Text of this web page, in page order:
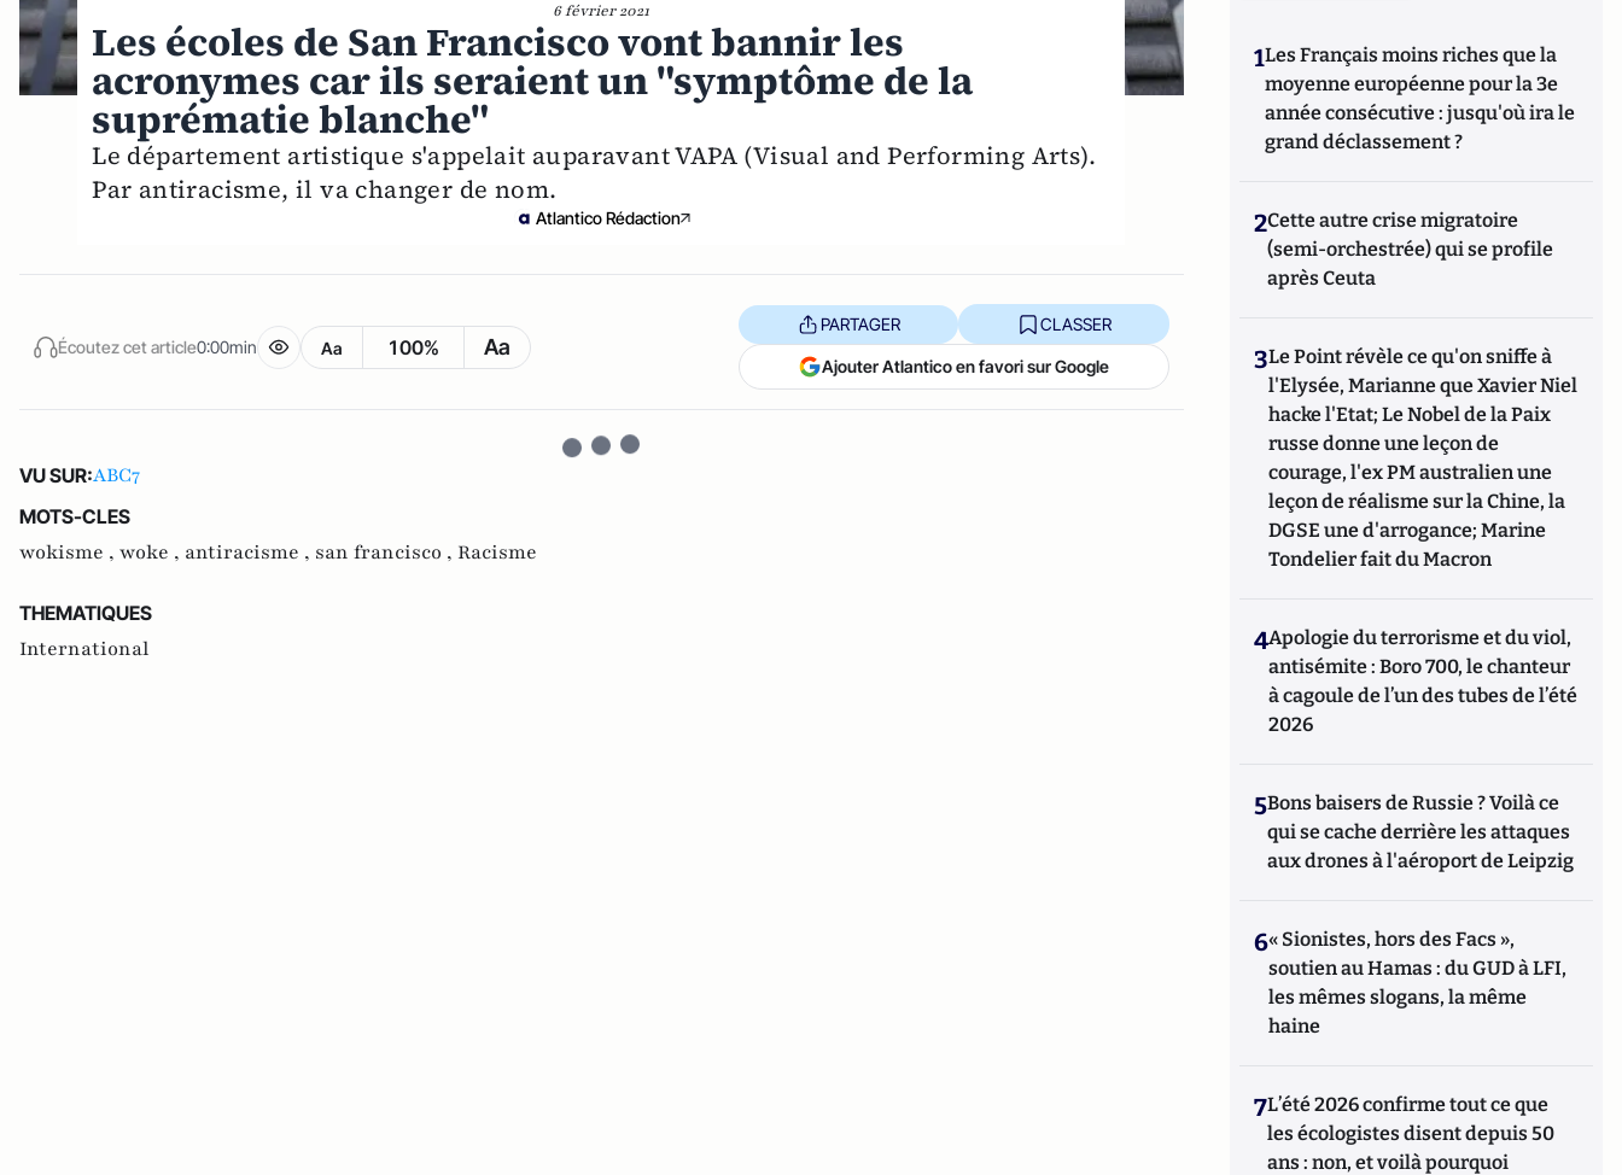
6 février 2021
Les écoles de San Francisco vont bannir les
acronymes car ils seraient un "symptôme de la
suprématie blanche"
Le département artistique s'appelait auparavant VAPA (Visual and Performing Arts).
Par antiracisme, il va changer de nom.
Atlantico Rédaction
Écoutez cet article0:00min Aa 100% Aa
PARTAGER CLASSER
Ajouter Atlantico en favori sur Google
VU SUR:ABC7
MOTS-CLES
wokisme , woke , antiracisme , san francisco , Racisme
THEMATIQUES
International
1Les Français moins riches que la
moyenne européenne pour la 3e
année consécutive : jusqu'où ira le
grand déclassement ?
2Cette autre crise migratoire
(semi-orchestrée) qui se profile
après Ceuta
3Le Point révèle ce qu'on sniffe à
l'Elysée, Marianne que Xavier Niel
hacke l'Etat; Le Nobel de la Paix
russe donne une leçon de
courage, l'ex PM australien une
leçon de réalisme sur la Chine, la
DGSE une d'arrogance; Marine
Tondelier fait du Macron
4Apologie du terrorisme et du viol,
antisémite : Boro 700, le chanteur
à cagoule de l’un des tubes de l’été
2026
5Bons baisers de Russie ? Voilà ce
qui se cache derrière les attaques
aux drones à l'aéroport de Leipzig
6« Sionistes, hors des Facs »,
soutien au Hamas : du GUD à LFI,
les mêmes slogans, la même
haine
7L’été 2026 confirme tout ce que
les écologistes disent depuis 50
ans : non, et voilà pourquoi